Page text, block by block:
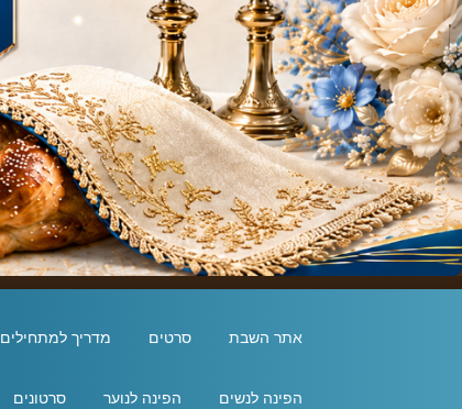
אתר השבת סרטים מדריך למתחילים
הפינה לנשים הפינה לנוער סרטונים